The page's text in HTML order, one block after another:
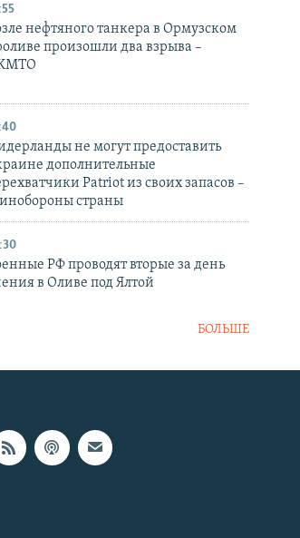
нефтяного танкера в Ормузском
произошли два взрыва –
не могут предоставить
дополнительные
Patriot из своих запасов –
страны
РФ проводят вторые за день
в Оливе под Ялтой
БОЛЬШЕ